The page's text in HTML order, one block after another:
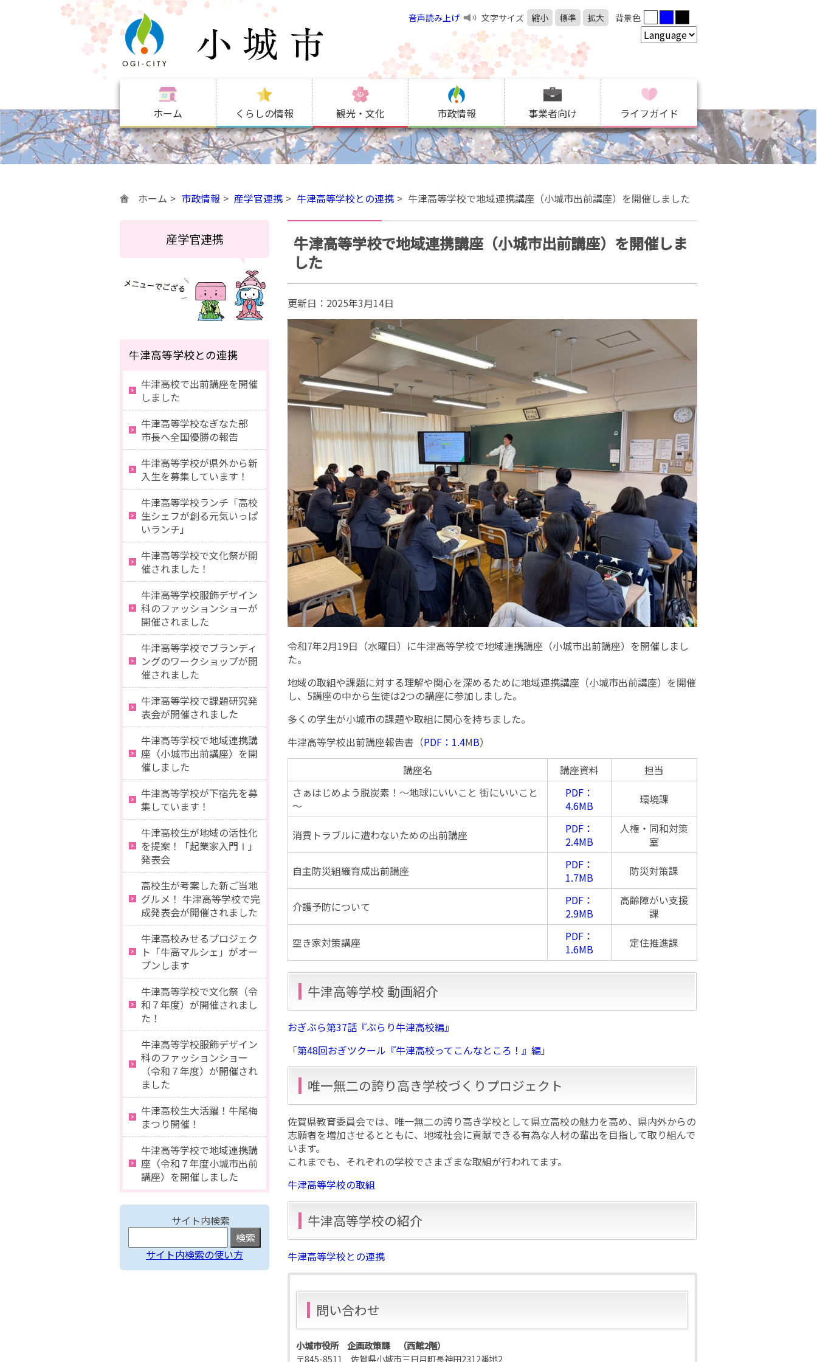
音声読み上げ 文字サイズ 縮小 標準 拡大 背景色
ホーム くらしの情報 観光・文化 市政情報 事業者向け ライフガイド
ホーム 市政情報 産学官連携 牛津高等学校との連携 牛津高等学校で地域連携講座（小城市出前講座）を開催しました
牛津高等学校で地域連携講座（小城市出前講座）を開催しま
した
更新日： 2025年3月14日
令和7年2月19日（水曜日）に牛津高等学校で地域連携講座（小城市出前講座）を開催しまし
た。
地域の取組や課題に対する理解や関心を深めるために地域連携講座（小城市出前講座）を開催
し、5講座の中から生徒は2つの講座に参加しました。
多くの学生が小城市の課題や取組に関心を持ちました。
牛津高等学校出前講座報告書（PDF：1.4MB）
講座名
講座資料
担当
さぁはじめよう脱炭素！～地球にいいこと 街にいいこと
～
PDF：
4.6MB
環境課
消費トラブルに遭わないための出前講座
PDF：
2.4MB
人権・同和対策
室
自主防災組織育成出前講座
PDF：
1.7MB
防災対策課
介護予防について
PDF：
2.9MB
高齢障がい支援
課
空き家対策講座
PDF：
1.6MB
定住推進課
牛津高等学校 動画紹介
おぎぶら第37話『ぶらり牛津高校編』
「第48回おぎツクール『牛津高校ってこんなところ！』編 」
唯一無二の誇り高き学校づくりプロジェクト
佐賀県教育委員会では、唯一無二の誇り高き学校として県立高校の魅力を高め、県内外からの
志願者を増加させるとともに、地域社会に貢献できる有為な人材の輩出を目指して取り組んで
います。
これまでも、それぞれの学校でさまざまな取組が行われてます。
牛津高等学校の取組
牛津高等学校の紹介
牛津高等学校との連携
問い合わせ
小城市役所 企画政策課 （西館2階）
〒845-8511 佐賀県小城市三日月町長神田2312番地2
産学官連携
牛津高等学校との連携
牛津高校で出前講座を開催
しました
牛津高等学校なぎなた部
市長へ全国優勝の報告
牛津高等学校が県外から新
入生を募集しています！
牛津高等学校ランチ「高校
生シェフが創る元気いっぱ
いランチ」
牛津高等学校で文化祭が開
催されました！
牛津高等学校服飾デザイン
科のファッションショーが
開催されました
牛津高等学校でブランディ
ングのワークショップが開
催されました
牛津高等学校で課題研究発
表会が開催されました
牛津高等学校で地域連携講
座（小城市出前講座）を開
催しました
牛津高等学校が下宿先を募
集しています！
牛津高校生が地域の活性化
を提案！「起業家入門Ⅰ」
発表会
高校生が考案した新ご当地
グルメ！ 牛津高等学校で完
成発表会が開催されました
牛津高校みせるプロジェク
ト「牛高マルシェ」がオー
プンします
牛津高等学校で文化祭（令
和７年度）が開催されまし
た！
牛津高等学校服飾デザイン
科のファッションショー
（令和７年度）が開催され
ました
牛津高校生大活躍！牛尾梅
まつり開催！
牛津高等学校で地域連携講
座（令和７年度小城市出前
講座）を開催しました
サイト内検索
サイト内検索の使い方